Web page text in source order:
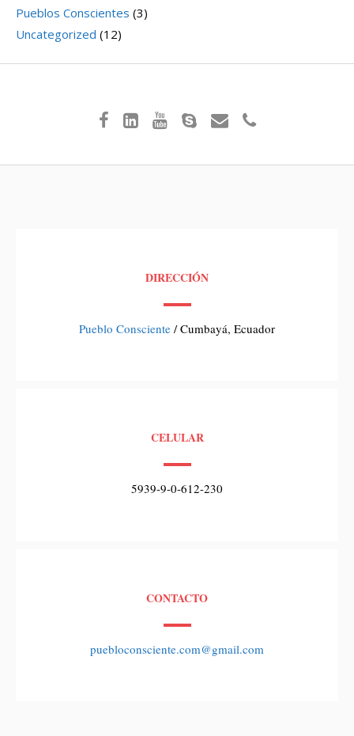
Pueblos Conscientes (3)
Uncategorized (12)
DIRECCIÓN
Pueblo Consciente / Cumbayá, Ecuador
CELULAR
5939-9-0-612-230
CONTACTO
puebloconsciente.com@gmail.com